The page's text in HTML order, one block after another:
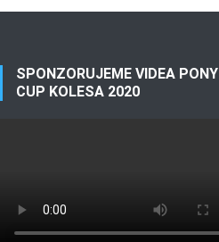
SPONZORUJEME VIDEA PONY
CUP KOLESA 2020